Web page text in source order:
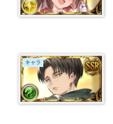
キャラ